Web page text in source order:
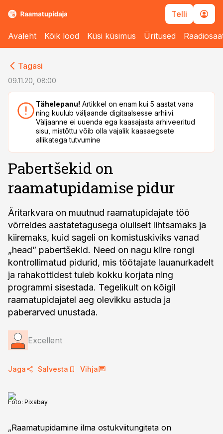
Telli
Avaleht Kõik lood Küsi küsimus Üritused
Tagasi
09.11.20, 08:00
Tähelepanu! Artikkel on enam kui 5 aastat vana
ning kuulub väljaande digitaalsesse arhiivi.
Väljaanne ei uuenda ega kaasajasta arhiveeritud
sisu, mistõttu võib olla vajalik kaasaegsete
allikatega tutvumine
Pabertšekid on
raamatupidamise pidur
Äritarkvara on muutnud raamatupidajate töö
võrreldes aastatetagusega oluliselt lihtsamaks ja
kiiremaks, kuid sageli on komistuskiviks vanad
„head” pabertšekid. Need on nagu kiire rongi
kontrollimatud pidurid, mis töötajate lauanurkadelt
ja rahakottidest tuleb kokku korjata ning
programmi sisestada. Tegelikult on kõigil
raamatupidajatel aeg olevikku astuda ja
paberarved unustada.
Excellent
Jaga Salvesta Vihja
Foto: Pixabay
„Raamatupidamine ilma ostukviitungiteta on